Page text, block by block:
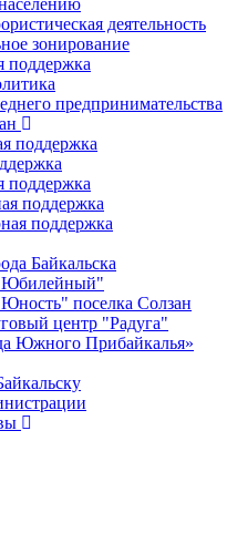
деятельность
зонирование
поддержка
предпринимательства
поддержка
поддержка
поддержка
поддержка
Байкальска
поселка Солзан
центр "Радуга"
Южного Прибайкалья»